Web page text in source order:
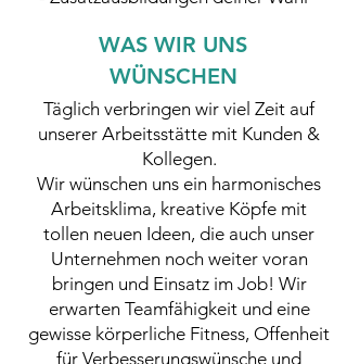
WAS WIR UNS
WÜNSCHEN
Täglich verbringen wir viel Zeit auf
unserer Arbeitsstätte mit Kunden &
Kollegen.
Wir wünschen uns ein harmonisches
Arbeitsklima, kreative Köpfe mit
tollen neuen Ideen, die auch unser
Unternehmen noch weiter voran
bringen und Einsatz im Job! Wir
erwarten Teamfähigkeit und eine
gewisse körperliche Fitness, Offenheit
für Verbesserungswünsche und